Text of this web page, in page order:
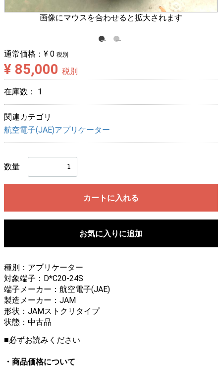
画像にマウスを合わせると拡大されます
通常価格： ¥ 0 税別
¥ 85,000 税別
在庫数： 1
関連カテゴリ
航空電子(JAE)アプリケーター
数量
カートに入れる
お気に入りに追加
種別：アプリケーター
対象端子：D*C20-24S
端子メーカー：航空電子(JAE)
製造メーカー：JAM
形状：JAMストクリタイプ
状態：中古品
■必ずお読みください
・商品価格について